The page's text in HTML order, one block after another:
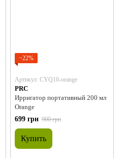
−22%
Артикул: CYQ10-orange
PRC
Ирригатор портативный 200 мл
Orange
699 грн 900 грн
Купить